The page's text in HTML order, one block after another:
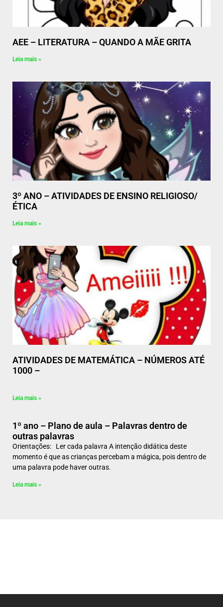
AEE – LITERATURA – QUANDO A MÃE GRITA
Leia mais »
3º ANO – ATIVIDADES DE ENSINO RELIGIOSO/
ÉTICA
Leia mais »
ATIVIDADES DE MATEMÁTICA – NÚMEROS ATÉ
1000 –
Leia mais »
1º ano – Plano de aula – Palavras dentro de
outras palavras
Orientações: Ler cada palavra A intenção didática deste
momento é que as crianças percebam a mágica, pois dentro de
uma palavra pode haver outras.
Leia mais »